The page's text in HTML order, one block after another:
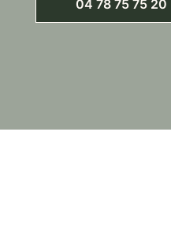
04 78 75 75 20